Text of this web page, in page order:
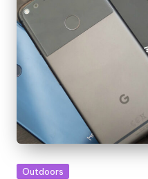
Posted
Outdoors